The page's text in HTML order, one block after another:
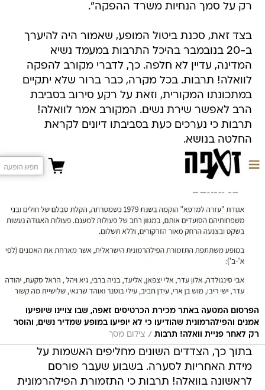
רק על סמך הנחיות משרד ההפקה".
בצד זאת, סכנת ביטול המופע, שאמור היה להיערך
ב-20 בנובמבר בהיכל התרבות במעמד נשיא
המדינה, עדיין לא חלפה. כך, לדברי מקורב להפקה
לוואלה! תרבות. בכל מקרה, כבר ברור שלא יתקיים
במתכונתו המקורית, וזאת על רקע סירוב בסביבת
הרב לאפשר שירת נשים. המקורב אמר לוואלה!
תרבות כי נערכים כעת בסביבתו דיונים לקראת
החלטה בנושא.
הפרסום המטעה באתר מכירת הכרטיסים זאפה, שבו צויינו שיופיעו
אמנים והפילהרמונית שהודיעו כי לא יופיעו במופע שמדיר נשים, והוסר
רק לאחר פניית וואלה! תרבות / צילום מסך
בתוך כך, הצדדים השונים מחליפים האשמות על
מידת האחריות לסערה. בשבוע שעבר פורסם
לראשונה בוואלה! תרבות כי התזמורת הפילהרמונית